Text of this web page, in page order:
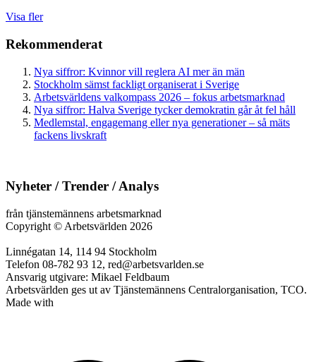
Visa fler
Rekommenderat
Nya siffror: Kvinnor vill reglera AI mer än män
Stockholm sämst fackligt organiserat i Sverige
Arbetsvärldens valkompass 2026 – fokus arbetsmarknad
Nya siffror: Halva Sverige tycker demokratin går åt fel håll
Medlemstal, engagemang eller nya generationer – så mäts
fackens livskraft
Nyheter / Trender / Analys
från tjänstemännens arbetsmarknad
Copyright © Arbetsvärlden 2026
Linnégatan 14, 114 94 Stockholm
Telefon 08-782 93 12, red@arbetsvarlden.se
Ansvarig utgivare: Mikael Feldbaum
Arbetsvärlden ges ut av Tjänstemännens Centralorganisation, TCO.
Made with